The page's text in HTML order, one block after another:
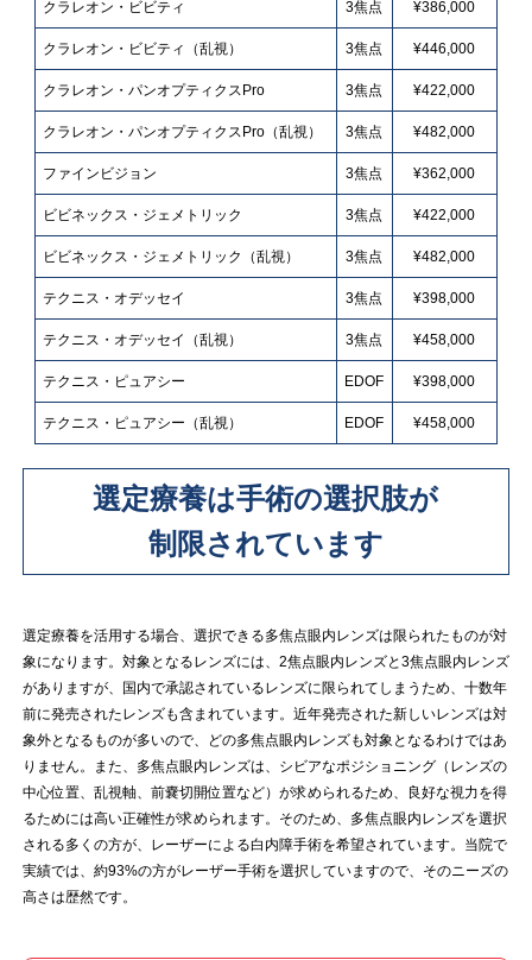
クラレオン・ビビティ 3焦点 ¥386,000
クラレオン・ビビティ（乱視） 3焦点 ¥446,000
クラレオン・パンオプティクスPro 3焦点 ¥422,000
クラレオン・パンオプティクスPro（乱視） 3焦点 ¥482,000
ファインビジョン 3焦点 ¥362,000
ビビネックス・ジェメトリック 3焦点 ¥422,000
ビビネックス・ジェメトリック（乱視） 3焦点 ¥482,000
テクニス・オデッセイ 3焦点 ¥398,000
テクニス・オデッセイ（乱視） 3焦点 ¥458,000
テクニス・ピュアシー EDOF ¥398,000
テクニス・ピュアシー（乱視） EDOF ¥458,000
選定療養は手術の選択肢が
制限されています
選定療養を活用する場合、選択できる多焦点眼内レンズは限られたものが対
象になります。対象となるレンズには、2焦点眼内レンズと3焦点眼内レンズ
がありますが、国内で承認されているレンズに限られてしまうため、十数年
前に発売されたレンズも含まれています。近年発売された新しいレンズは対
象外となるものが多いので、どの多焦点眼内レンズも対象となるわけではあ
りません。また、多焦点眼内レンズは、シビアなポジショニング（レンズの
中心位置、乱視軸、前嚢切開位置など）が求められるため、良好な視力を得
るためには高い正確性が求められます。そのため、多焦点眼内レンズを選択
される多くの方が、レーザーによる白内障手術を希望されています。当院で
実績では、約93%の方がレーザー手術を選択していますので、そのニーズの
高さは歴然です。